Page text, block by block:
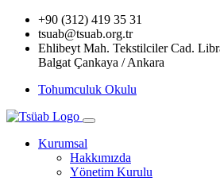
+90 (312) 419 35 31
tsuab@tsuab.org.tr
Ehlibeyt Mah. Tekstilciler Cad.
Balgat Çankaya / Ankara
Tohumculuk Okulu
Kurumsal
Hakkımızda
Yönetim Kurulu